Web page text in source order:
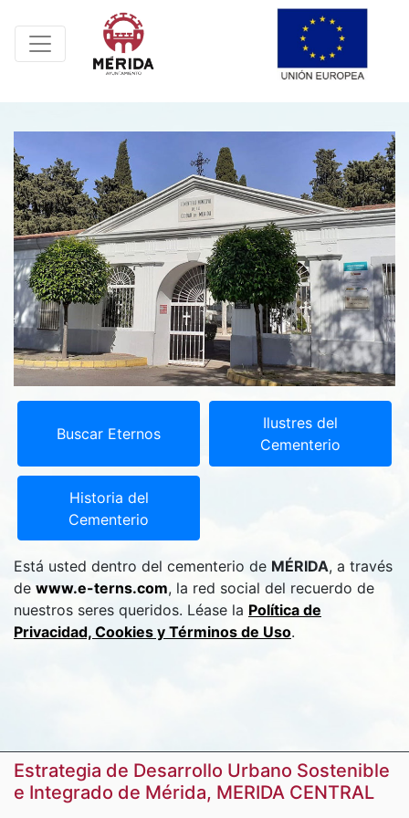
Buscar Eternos
Ilustres del
Cementerio
Historia del
Cementerio
Está usted dentro del cementerio de MÉRIDA, a través
de www.e-terns.com, la red social del recuerdo de
nuestros seres queridos. Léase la Política de
Privacidad, Cookies y Términos de Uso.
Estrategia de Desarrollo Urbano Sostenible
e Integrado de Mérida, MERIDA CENTRAL